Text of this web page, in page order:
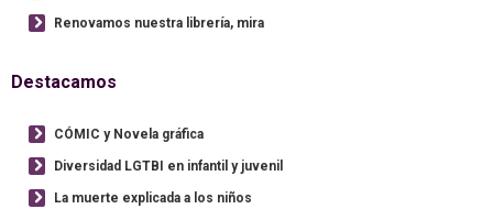
Renovamos nuestra librería, mira
Destacamos
CÓMIC y Novela gráfica
Diversidad LGTBI en infantil y juvenil
La muerte explicada a los niños